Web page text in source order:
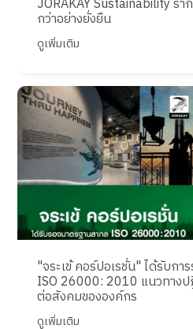
กว่าอย่างยั่งยืน
ดูเพิ่มเติม
"จระเข้ คอร์ปอเรชั่น" ได้รับก
ISO 26000: 2010 แนวทาง
ต่อสังคมขององค์กร
ดูเพิ่มเติม